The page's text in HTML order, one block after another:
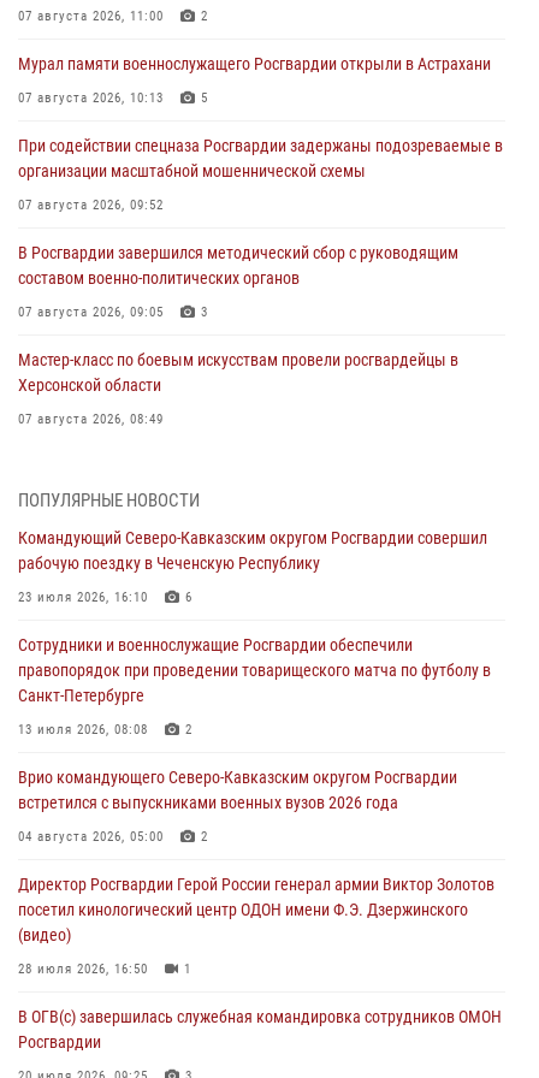
07 августа 2026, 11:00 2
Мурал памяти военнослужащего Росгвардии открыли в Астрахани
07 августа 2026, 10:13 5
При содействии спецназа Росгвардии задержаны подозреваемые в
организации масштабной мошеннической схемы
07 августа 2026, 09:52
В Росгвардии завершился методический сбор с руководящим
составом военно-политических органов
07 августа 2026, 09:05 3
Мастер-класс по боевым искусствам провели росгвардейцы в
Херсонской области
07 августа 2026, 08:49
пистолетом граждан центре Санкт-Петербурга
В центре Москвы росгвардейцы задержали мужчину, пытавшегося
проникнуть на охраняемый объект через крышу (видео)
Представители Росгвардии и руководство Свердловского
творческого союза журналистов обсудили вопросы взаимодействия
07 августа 2026, 08:00
Для подразделений Росгвардии, принимающих участие в
специальной военной операции, переданы специальные
автомобили
ПОПУЛЯРНЫЕ НОВОСТИ
Командующий Северо-Кавказским округом Росгвардии совершил
рабочую поездку в Чеченскую Республику
23 июля 2026, 16:10 6
Сотрудники и военнослужащие Росгвардии обеспечили
правопорядок при проведении товарищеского матча по футболу в
Санкт-Петербурге
13 июля 2026, 08:08 2
Врио командующего Северо-Кавказским округом Росгвардии
встретился с выпускниками военных вузов 2026 года
04 августа 2026, 05:00 2
Директор Росгвардии Герой России генерал армии Виктор Золотов
посетил кинологический центр ОДОН имени Ф.Э. Дзержинского
(видео)
28 июля 2026, 16:50 1
В ОГВ(с) завершилась служебная командировка сотрудников ОМОН
Росгвардии